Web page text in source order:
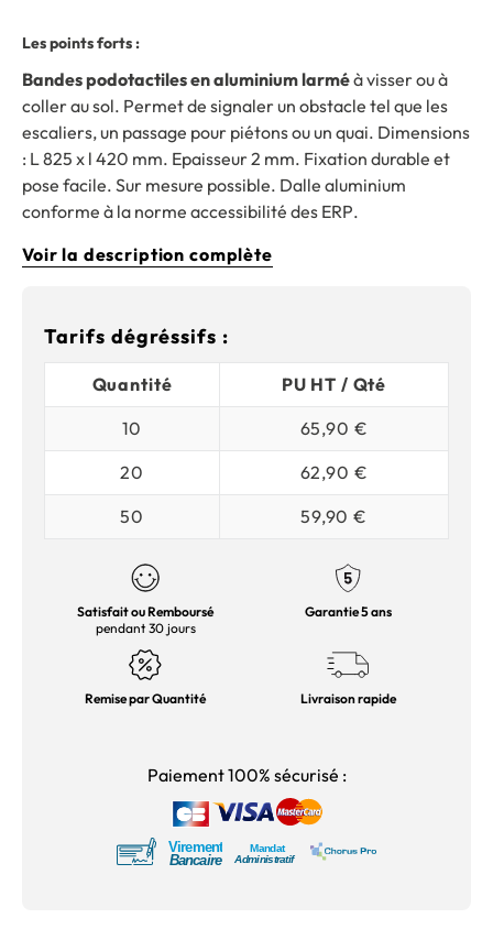
Les points forts :
Bandes podotactiles en aluminium larméà visser ou à
coller au sol. Permet de signaler un obstacle tel que les
escaliers, un passage pour piétons ou un quai. Dimensions
: L 825 x l 420 mm. Epaisseur 2 mm. Fixation durable et
pose facile. Sur mesure possible. Dalle aluminium
conforme à la norme accessibilité des ERP.
Voir la description complète
Tarifs dégréssifs :
Quantité
PU HT / Qté
10
65,90 €
20
62,90 €
50
59,90 €
Satisfait ou Remboursé
pendant 30 jours
Garantie 5 ans
Remise par Quantité Livraison rapide
Paiement 100% sécurisé :